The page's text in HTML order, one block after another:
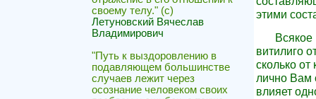
своему телу." (c)
Летуновский Вячеслав
Владимирович
"Путь к выздоровлению в
подавляющем большинстве
случаев лежит через
осознание человеком своих
этими
Всякое
витилиго
сколько от
лично Вам
влияет